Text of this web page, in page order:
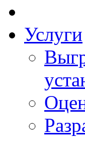
Услуги